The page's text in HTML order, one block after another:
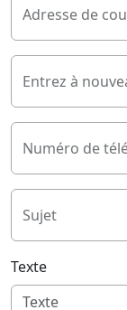
Adresse de
Entrez à
Numéro de
Sujet
Texte